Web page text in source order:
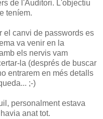
de l'Auditori. L'objectiu
teníem.
el canvi de passwords es
va venir en la
els nervis vam
la (després de buscar
entrarem en més detalls
;-)
personalment estava
anat tot.